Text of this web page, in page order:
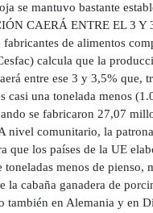
se mantuvo bastante
CAERÁ ENTRE EL 3 Y
fabricantes de alimentos
calcula que la
entre ese 3 y 3,5% que,
casi una tonelada menos
se fabricaron 27,07
nivel comunitario, la
que los países de la UE
toneladas menos de pienso,
la cabaña ganadera de
también en Alemania y en